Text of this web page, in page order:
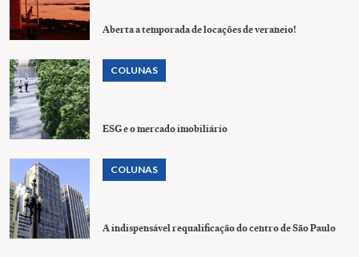
Aberta a temporada de locações de veraneio!
COLUNAS
ESG e o mercado imobiliário
COLUNAS
A indispensável requalificação do centro de São Paulo